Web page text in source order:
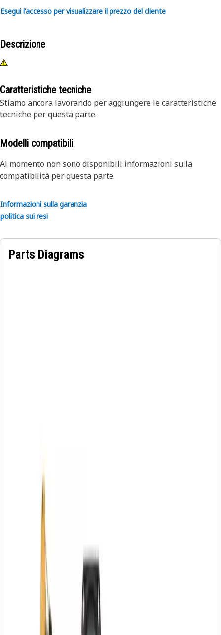
Esegui l'accesso per visualizzare il prezzo del cliente
Descrizione
Caratteristiche tecniche
Stiamo ancora lavorando per aggiungere le caratteristiche
tecniche per questa parte.
Modelli compatibili
Al momento non sono disponibili informazioni sulla
compatibilità per questa parte.
Informazioni sulla garanzia
politica sui resi
Parts Diagrams